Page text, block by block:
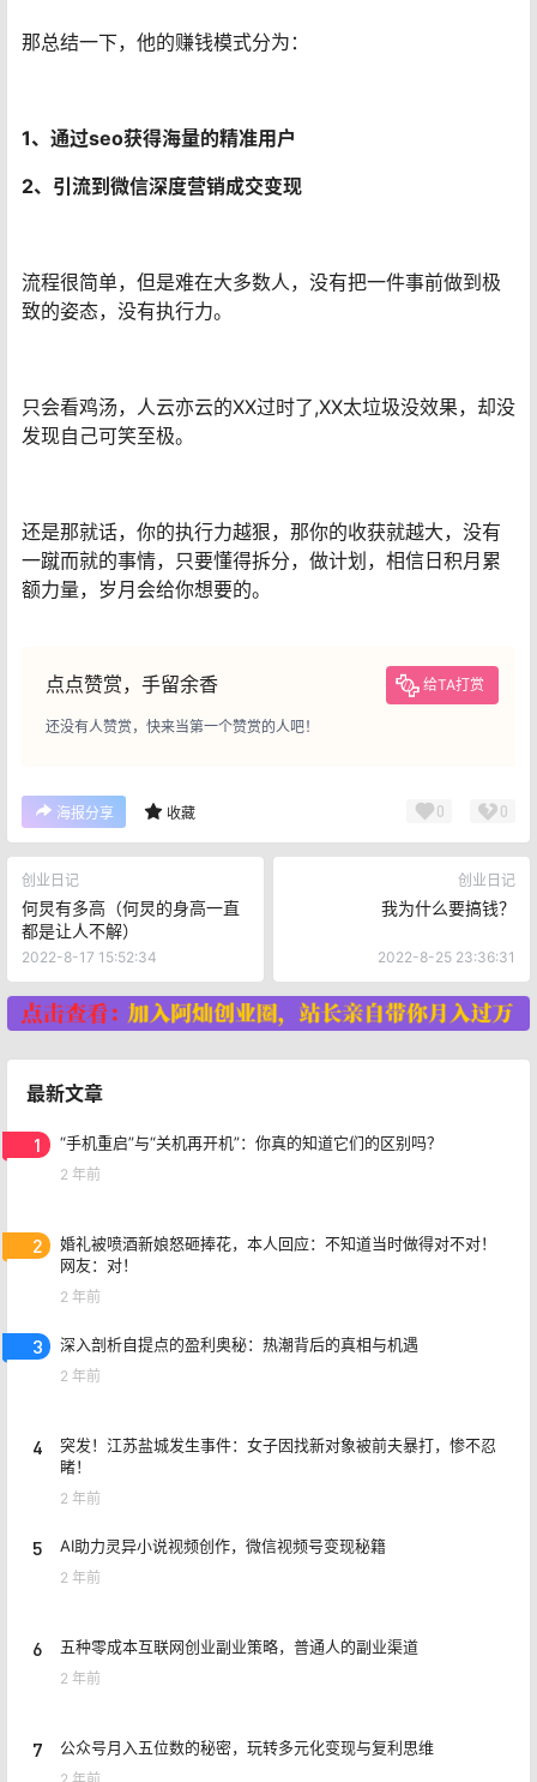
那总结一下，他的赚钱模式分为：
1、通过seo获得海量的精准用户
2、引流到微信深度营销成交变现
流程很简单，但是难在大多数人，没有把一件事前做到极
致的姿态，没有执行力。
只会看鸡汤，人云亦云的XX过时了,XX太垃圾没效果，却没
发现自己可笑至极。
还是那就话，你的执行力越狠，那你的收获就越大，没有
一蹴而就的事情，只要懂得拆分，做计划，相信日积月累
额力量，岁月会给你想要的。
点点赞赏，手留余香 给TA打赏
还没有人赞赏，快来当第一个赞赏的人吧！
海报分享 收藏 0 0
创业日记
何炅有多高（何炅的身高一直
都是让人不解）
2022-8-17 15:52:34
创业日记
我为什么要搞钱？
2022-8-25 23:36:31
最新文章
1 “手机重启”与“关机再开机”：你真的知道它们的区别吗？
2 年前
2
婚礼被喷酒新娘怒砸捧花，本人回应：不知道当时做得对不对！
网友：对！
2 年前
3 深入剖析自提点的盈利奥秘：热潮背后的真相与机遇
2 年前
4
突发！江苏盐城发生事件：女子因找新对象被前夫暴打，惨不忍
睹！
2 年前
5 AI助力灵异小说视频创作，微信视频号变现秘籍
2 年前
6 五种零成本互联网创业副业策略，普通人的副业渠道
2 年前
7 公众号月入五位数的秘密，玩转多元化变现与复利思维